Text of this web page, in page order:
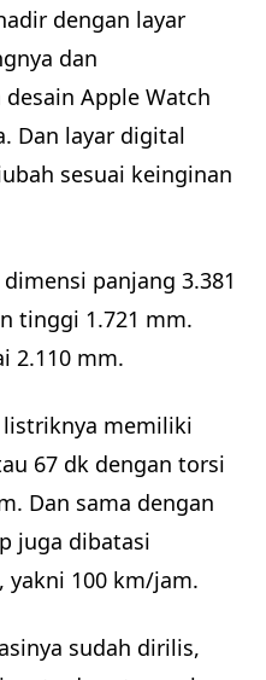
dengan layar
dan
Apple Watch
Dan layar digital
sesuai keinginan
panjang 3.381
tinggi 1.721 mm.
2.110 mm.
memiliki
67 dk dengan torsi
Dan sama dengan
juga dibatasi
yakni 100 km/jam.
sudah dirilis,